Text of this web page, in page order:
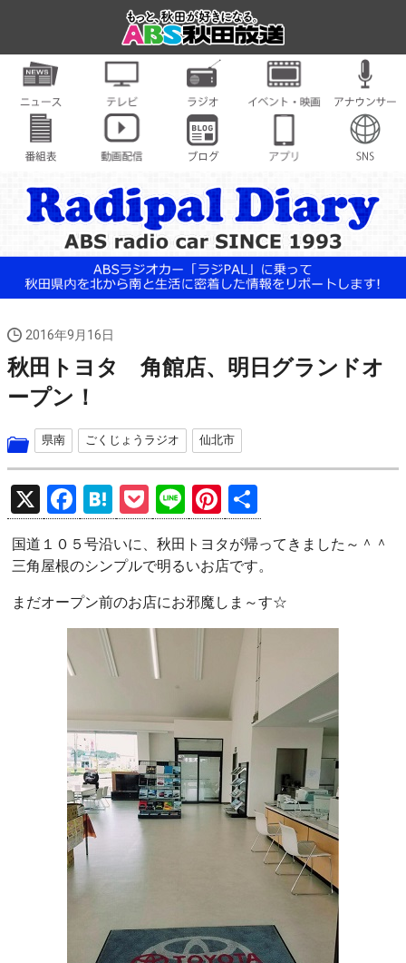
2016年9月16日
秋田トヨタ 角館店、明日グランドオ
ープン！
県南 ごくじょうラジオ 仙北市
X
F
a
ce
b
o
H
at
e
a
P
o
ck
et
Li
n
e
Pi
nt
er
t
有
国道１０５号沿いに、秋田トヨタが帰ってきました～＾＾
三角屋根のシンプルで明るいお店です。
まだオープン前のお店にお邪魔しま～す☆